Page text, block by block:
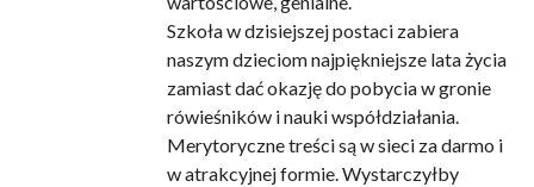
Szkoła w dzisiejszej postaci zabiera
naszym dzieciom najpiękniejsze lata życia
zamiast dać okazję do pobycia w gronie
rówieśników i nauki współdziałania.
Merytoryczne treści są w sieci za darmo i
w atrakcyjnej formie. Wystarczyłby